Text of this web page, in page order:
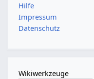
Hilfe
Impressum
Datenschutz
Wikiwerkzeuge